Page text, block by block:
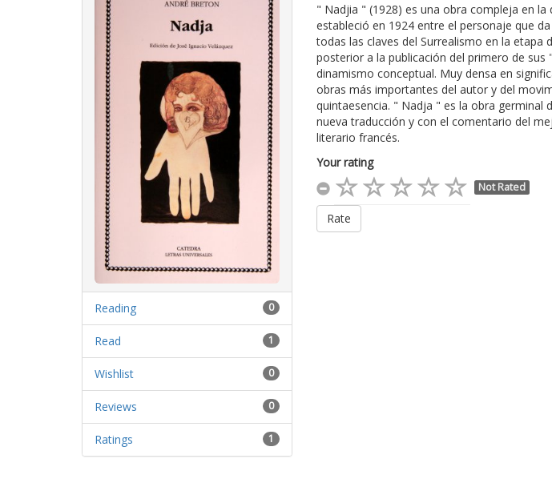
0
Reading
1
Read
0
Wishlist
0
Reviews
1
Ratings
" Nadjia " (1928) es una obra compleja en la
estableció en 1924 entre el personaje que
todas las claves del Surrealismo en la etapa
posterior a la publicación del primero de
dinamismo conceptual. Muy densa en
obras más importantes del autor y del
quintaesencia. " Nadja " es la obra germinal
nueva traducción y con el comentario del
literario francés.
Your rating
Not Rated
Rate